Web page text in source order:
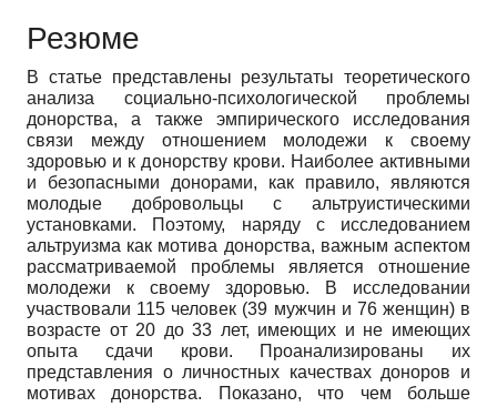
Резюме
В статье представлены результаты теоретического
анализа социально-психологической проблемы
донорства, а также эмпирического исследования
связи между отношением молодежи к своему
здоровью и к донорству крови. Наиболее активными
и безопасными донорами, как правило, являются
молодые добровольцы с альтруистическими
установками. Поэтому, наряду с исследованием
альтруизма как мотива донорства, важным аспектом
рассматриваемой проблемы является отношение
молодежи к своему здоровью. В исследовании
участвовали 115 человек (39 мужчин и 76 женщин) в
возрасте от 20 до 33 лет, имеющих и не имеющих
опыта сдачи крови. Проанализированы их
представления о личностных качествах доноров и
мотивах донорства. Показано, что чем больше